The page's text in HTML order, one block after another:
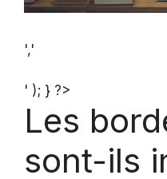
','
' ); } ?>
Les
sont-ils